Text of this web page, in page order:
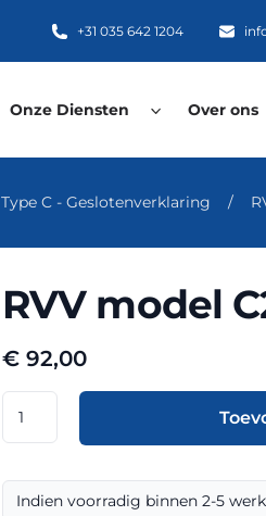
+31 035 642 1204
Onze Diensten Over ons
Type C - Geslotenverklaring /
RVV model
€ 92,00
model
klasse
Indien voorradig binnen 2-5